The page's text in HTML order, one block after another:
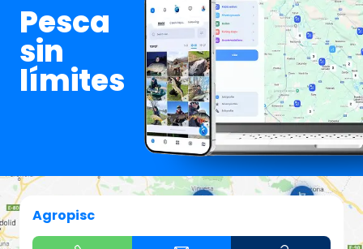
Pesca
sin
límites
Agropisc